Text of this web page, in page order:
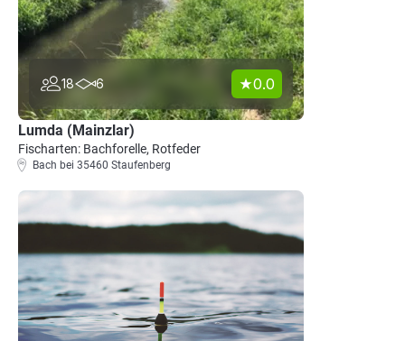
18 6 0.0
Lumda (Mainzlar)
Fischarten: Bachforelle, Rotfeder
Bach bei 35460 Staufenberg